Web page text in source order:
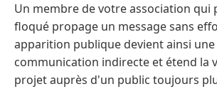
Un membre de votre association
floqué propage un message sans
apparition publique devient ainsi
communication indirecte et étend la
projet auprès d'un public toujours